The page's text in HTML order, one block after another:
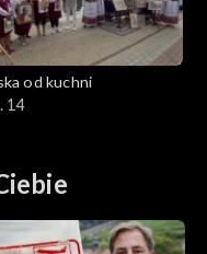
od kuchni
14